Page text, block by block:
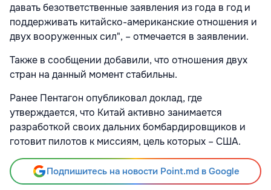
давать безответственные заявления из года в год и
поддерживать китайско-американские отношения и
двух вооруженных сил", – отмечается в заявлении.
Также в сообщении добавили, что отношения двух
стран на данный момент стабильны.
Ранее Пентагон опубликовал доклад, где
утверждается, что Китай активно занимается
разработкой своих дальних бомбардировщиков и
готовит пилотов к миссиям, цель которых – США.
Подпишитесь на новости Point.md в Google